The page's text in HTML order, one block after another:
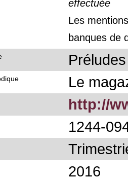
effectuée
Les
banques de
Préludes
Le
http://
1244-
2016